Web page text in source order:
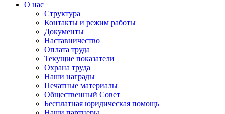
О нас
Структура
Контакты и режим работы
Документы
Наставничество
Оплата труда
Текущие показатели
Охрана труда
Наши награды
Печатные материалы
Общественный Совет
Бесплатная юридическая помощь